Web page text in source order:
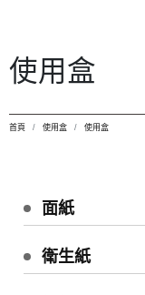
使用盒
首頁 使用盒 使用盒
面紙
衛生紙